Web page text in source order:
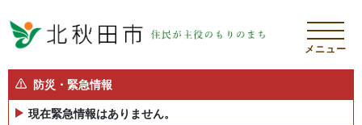
メニュー
防災・緊急情報
現在緊急情報はありません。